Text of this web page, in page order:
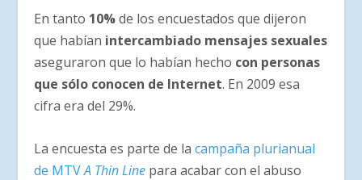
En tanto 10%de los encuestados que dijeron
que habían intercambiado mensajes sexuales
aseguraron que lo habían hecho con personas
que sólo conocen de Internet. En 2009 esa
cifra era del 29%.
La encuesta es parte de lacampaña plurianual
de MTVA Thin Line para acabar con el abuso